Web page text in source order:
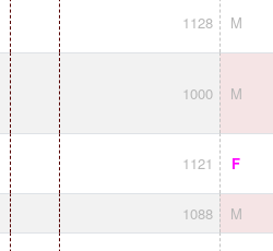
1128 M
1000 M
1121 F
1088 M